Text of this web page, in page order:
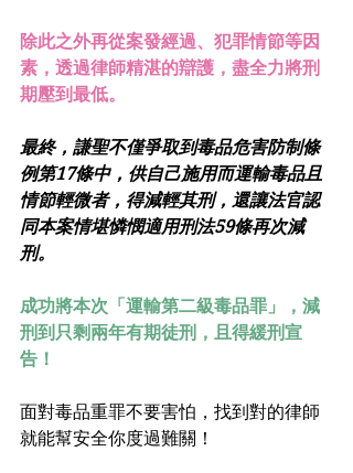
除此之外再從案發經過、犯罪情節等因
素，透過律師精湛的辯護，盡全力將刑
期壓到最低。
最終，謙聖不僅爭取到毒品危害防制條
例第17條中，供自己施用而運輸毒品且
情節輕微者，得減輕其刑，還讓法官認
同本案情堪憐憫適用刑法59條再次減
刑。
成功將本次「運輸第二級毒品罪」，減
刑到只剩兩年有期徒刑，且得緩刑宣
告！
面對毒品重罪不要害怕，找到對的律師
就能幫安全你度過難關！